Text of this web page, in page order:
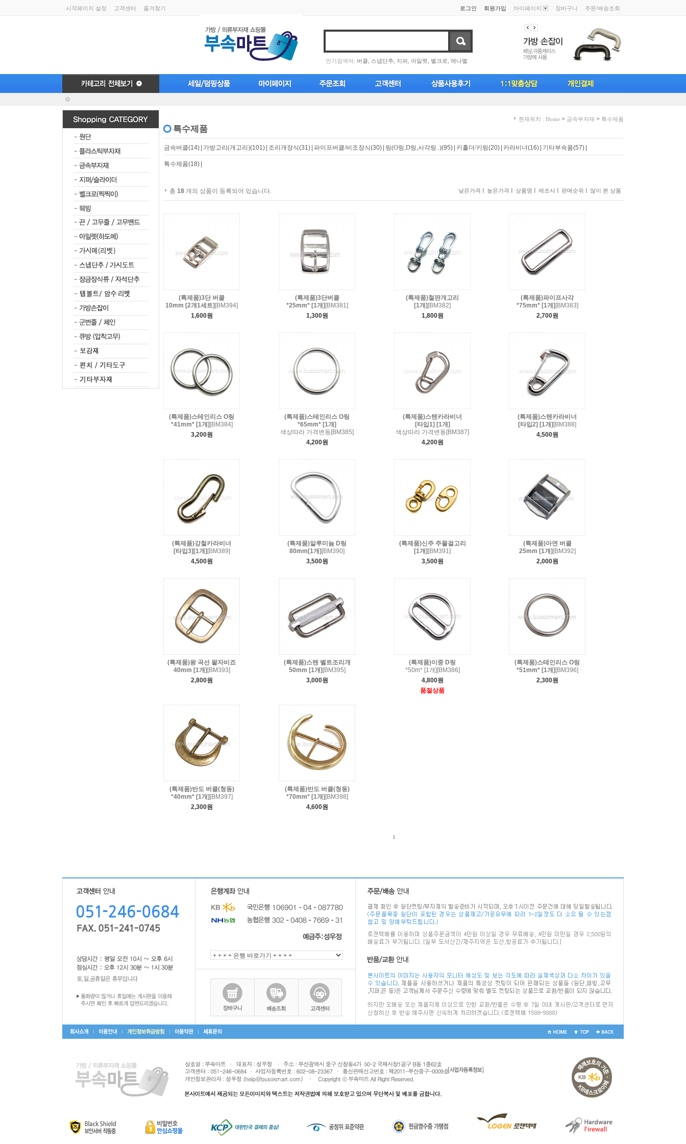
시작페이지 설정 고객센터 즐겨찾기 로그인 회원가입 마이페이지 장바구니 주문/배송조회
인기검색어: 버클, 스냅단추, 지퍼, 아일렛, 벨크로, 에나멜
현재위치 : Home > 금속부자재 > 특수제품
특수제품
금속버클(14) 가방고리(개고리)(101) 조리개장식(31) 파이프버클/비조장식(30) 링(O링,D링,사각링..)(95) 키홀더/키링(20) 카라비너(16) 기타부속품(57)
특수제품(18)
총 18 개의 상품이 등록되어 있습니다. 낮은가격 I 높은가격 I 상품명 I 제조사 I 판매순위 I 많이 본 상품
(특제품)3단 버클
10mm [2개1세트] [BM394]
1,600원
(특제품)3단버클
*25mm* [1개] [BM381]
1,300원
(특제품)철판개고리
[1개] [BM382]
1,800원
(특제품)파이프사각
*75mm* [1개] [BM383]
2,700원
(특제품)스테인리스 O링
*41mm* [1개] [BM384]
3,200원
(특제품)스테인리스 O링
*65mm* [1개]
색상따라 가격변동[BM385]
4,200원
(특제품)스텐카라비너
[타입1] [1개]
색상따라 가격변동[BM387]
4,200원
(특제품)스텐카라비너
[타입2] [1개] [BM388]
4,500원
(특제품)강철카라비너
[타입3][1개] [BM389]
4,500원
(특제품)알루미늄 D링
80mm[1개] [BM390]
3,500원
(특제품)신주 주물걸고리
[1개] [BM391]
3,500원
(특제품)아연 버클
25mm [1개] [BM392]
2,000원
(특제품)왕 곡선 왈자비죠
40mm [1개] [BM393]
2,800원
(특제품)스텐 벨트조리개
50mm [1개] [BM395]
3,000원
(특제품)이중 D링
*50m* [1개][BM386]
4,800원
품절상품
(특제품)스테인리스 O링
*51mm* [1개] [BM396]
2,300원
(특제품)반도 버클(청동)
*40mm* [1개] [BM397]
2,300원
(특제품)반도 버클(청동)
*70mm* [1개] [BM398]
4,600원
1